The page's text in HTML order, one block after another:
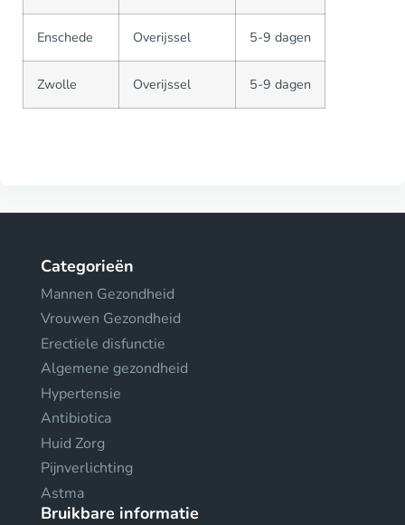
Enschede Overijssel 5-9 dagen
Zwolle Overijssel 5-9 dagen
Categorieën
Mannen Gezondheid
Vrouwen Gezondheid
Erectiele disfunctie
Algemene gezondheid
Hypertensie
Antibiotica
Huid Zorg
Pijnverlichting
Astma
Bruikbare informatie